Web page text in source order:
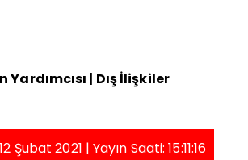
Yardımcısı | Dış İlişkiler
Şubat 2021 | Yayın Saati: 15:11:16